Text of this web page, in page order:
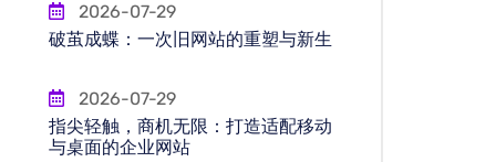
2026-07-29
破茧成蝶：一次旧网站的重塑与新生
2026-07-29
指尖轻触，商机无限：打造适配移动
与桌面的企业网站